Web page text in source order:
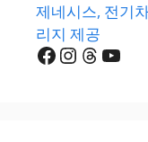
제네시스, 전기
리지 제공
Facebook
Instagram
Threads